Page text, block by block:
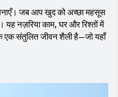
जब आप खुद को अच्छा महसूस
नज़रिया काम, घर और रिश्तों में
एक संतुलित जीवन शैली है—जो यहाँ